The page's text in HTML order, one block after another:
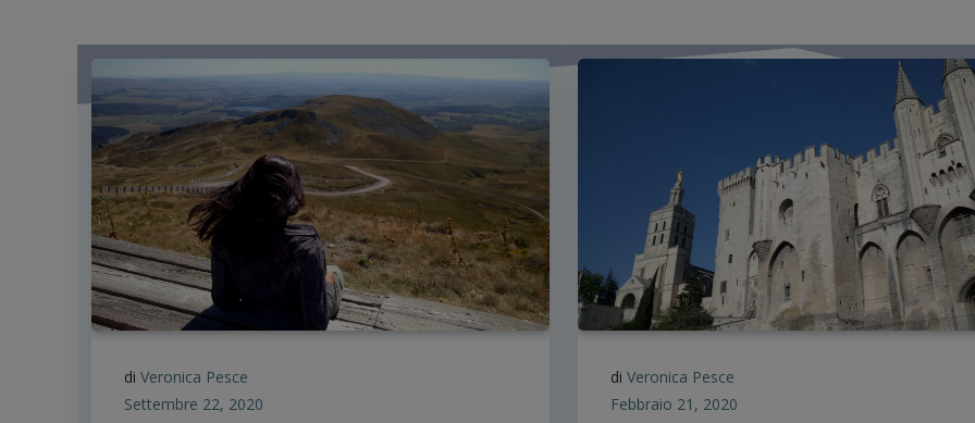
di Veronica Pesce
Settembre 22, 2020
di Veronica Pesce
Febbraio 21, 2020